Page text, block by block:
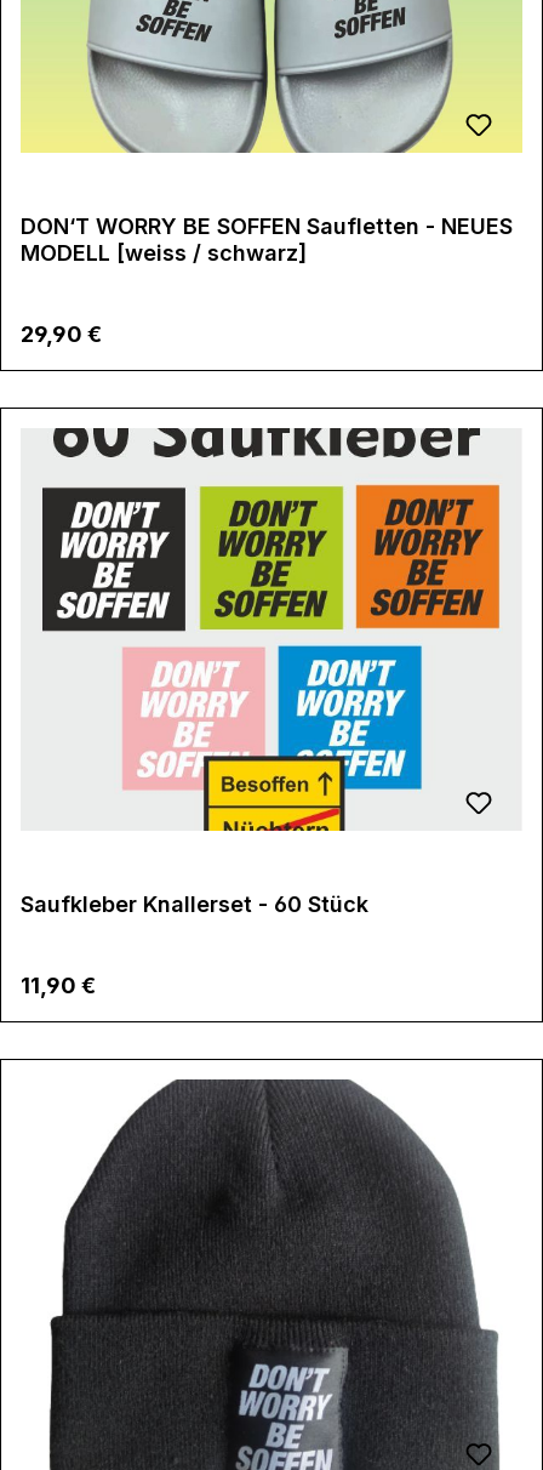
DON‘T WORRY BE SOFFEN Saufletten - NEUES
MODELL [weiss / schwarz]
Regulärer Preis:
29,90 €
Saufkleber Knallerset - 60 Stück
Regulärer Preis:
11,90 €